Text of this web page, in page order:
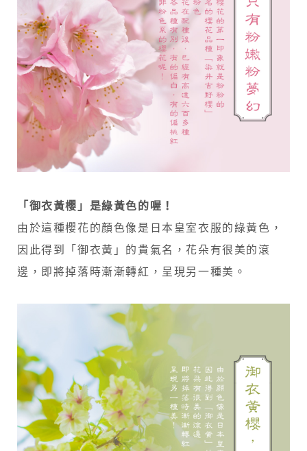
「御衣黃櫻」是綠黃色的喔！
由於這種櫻花的顏色像是日本皇室衣服的綠黃色，
因此得到「御衣黃」的貴氣名，花朵有很美的滾
邊，即將掉落時漸漸轉紅，呈現另一種美。